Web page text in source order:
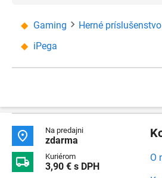
Gaming Herné príslušenstvo
iPega
 Na predajni
zdarma
 Kuriérom
3,90 € s DPH
O